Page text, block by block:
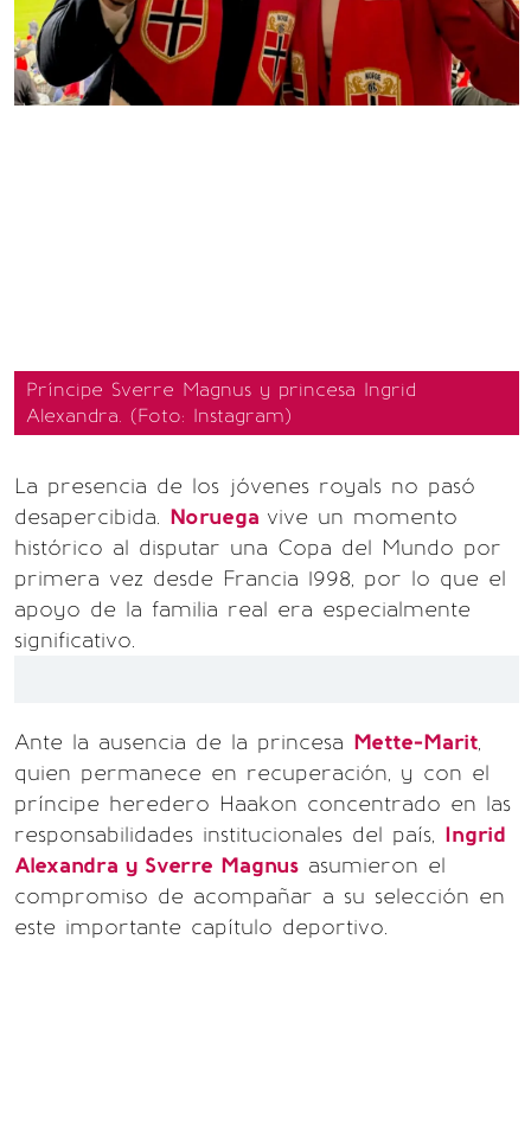
Príncipe Sverre Magnus y princesa Ingrid
Alexandra. (Foto: Instagram)
La presencia de los jóvenes royals no pasó
desapercibida. Noruega vive un momento
histórico al disputar una Copa del Mundo por
primera vez desde Francia 1998, por lo que el
apoyo de la familia real era especialmente
significativo.
Ante la ausencia de la princesa Mette-Marit,
quien permanece en recuperación, y con el
príncipe heredero Haakon concentrado en las
responsabilidades institucionales del país, Ingrid
Alexandra y Sverre Magnus asumieron el
compromiso de acompañar a su selección en
este importante capítulo deportivo.